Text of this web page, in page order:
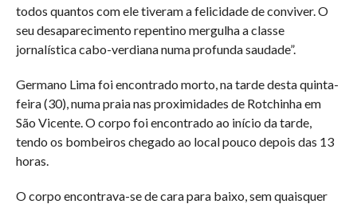
todos quantos com ele tiveram a felicidade de conviver. O
seu desaparecimento repentino mergulha a classe
jornalística cabo-verdiana numa profunda saudade”.
Germano Lima foi encontrado morto, na tarde desta quinta-
feira (30), numa praia nas proximidades de Rotchinha em
São Vicente. O corpo foi encontrado ao início da tarde,
tendo os bombeiros chegado ao local pouco depois das 13
horas.
O corpo encontrava-se de cara para baixo, sem quaisquer